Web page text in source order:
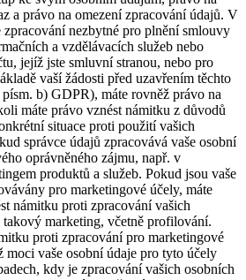
a právo na omezení zpracování údajů. V
zpracování nezbytné pro plnění smlouvy
a vzdělávacích služeb nebo
jejíž jste smluvní stranou, nebo pro
vaší žádosti před uzavřením těchto
b) GDPR), máte rovněž právo na
máte právo vznést námitku z důvodů
situace proti použití vašich
správce údajů zpracovává vaše osobní
oprávněného zájmu, např. v
produktů a služeb. Pokud jsou vaše
pro marketingové účely, máte
námitku proti zpracování vašich
marketing, včetně profilování.
proti zpracování pro marketingové
moci vaše osobní údaje pro tyto účely
kdy je zpracování vašich osobních